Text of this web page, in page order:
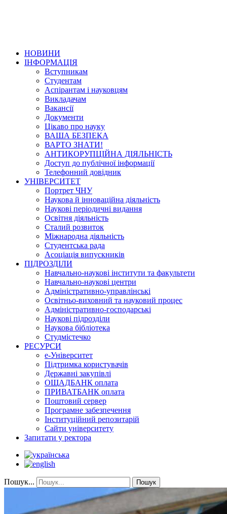
НОВИНИ
ІНФОРМАЦІЯ
Вступникам
Студентам
Аспірантам і науковцям
Викладачам
Вакансії
Документи
Цікаво про науку
ВАША БЕЗПЕКА
ВАРТО ЗНАТИ!
АНТИКОРУПЦІЙНА ДІЯЛЬНІСТЬ
Доступ до публічної інформації
Телефонний довідник
УНІВЕРСИТЕТ
Портрет ЧНУ
Наукова й інноваційна діяльність
Наукові періодичні видання
Освітня діяльність
Сталий розвиток
Міжнародна діяльність
Студентська рада
Асоціація випускників
ПІДРОЗДІЛИ
Навчально-наукові інститути та факультети
Навчально-наукові центри
Адміністративно-управлінські
Освітньо-виховний та науковий процес
Адміністративно-господарські
Наукові підрозділи
Наукова бібліотека
Студмістечко
РЕСУРСИ
е-Університет
Підтримка користувачів
Державні закупівлі
ОЩАДБАНК оплата
ПРИВАТБАНК оплата
Поштовий сервер
Програмне забезпечення
Інституційний репозитарій
Сайти університету
Запитати у ректора
Пошук... Пошук